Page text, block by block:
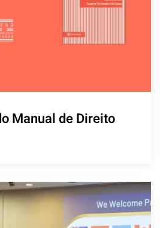
Manual de Direito